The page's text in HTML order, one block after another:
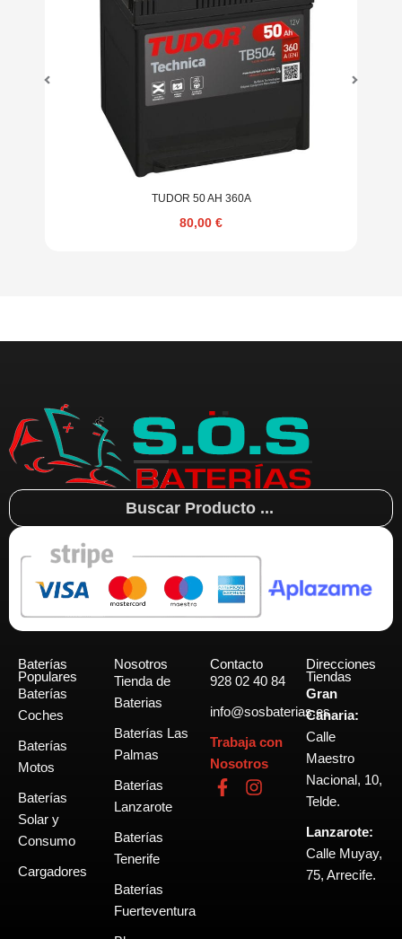
TUDOR 50 AH 360A
80,00 €
Search
...
Baterías
Populares
Baterías
Coches
Baterías
Motos
Baterías
Solar y
Consumo
Cargadores
Nosotros
Tienda de
Baterias
Baterías Las
Palmas
Baterías
Lanzarote
Baterías
Tenerife
Baterías
Fuerteventura
Contacto
928 02 40 84
info@sosbaterias.es
Trabaja con
Nosotros
F
a
I
n
Direcciones
Tiendas
Gran
Canaria:
Calle
Maestro
Nacional, 10,
Telde.
Lanzarote:
Calle Muyay,
75, Arrecife.